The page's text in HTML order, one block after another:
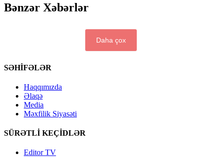
Bənzər Xəbərlər
Daha çox
SƏHİFƏLƏR
Haqqımızda
Əlaqə
Media
Məxfilik Siyasəti
SÜRƏTLİ KEÇİDLƏR
Editor TV